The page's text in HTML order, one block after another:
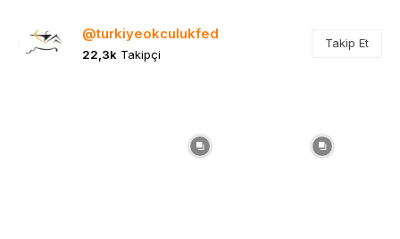
@turkiyeokculukfed
22,3k Takipçi
Takip Et